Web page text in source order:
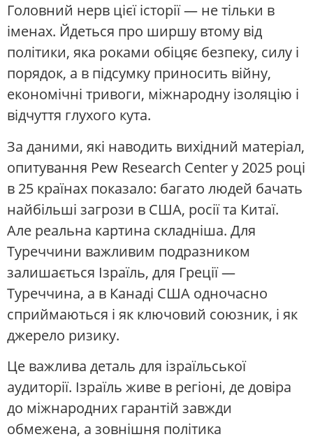
Головний нерв цієї історії — не тільки в
іменах. Йдеться про ширшу втому від
політики, яка роками обіцяє безпеку, силу і
порядок, а в підсумку приносить війну,
економічні тривоги, міжнародну ізоляцію і
відчуття глухого кута.
За даними, які наводить вихідний матеріал,
опитування Pew Research Center у 2025 році
в 25 країнах показало: багато людей бачать
найбільші загрози в США, росії та Китаї.
Але реальна картина складніша. Для
Туреччини важливим подразником
залишається Ізраїль, для Греції —
Туреччина, а в Канаді США одночасно
сприймаються і як ключовий союзник, і як
джерело ризику.
Це важлива деталь для ізраїльської
аудиторії. Ізраїль живе в регіоні, де довіра
до міжнародних гарантій завжди
обмежена, а зовнішня політика